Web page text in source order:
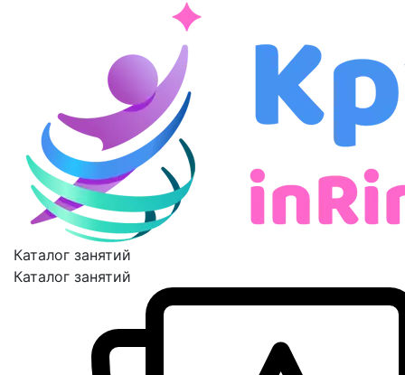
Каталог занятий
Каталог занятий